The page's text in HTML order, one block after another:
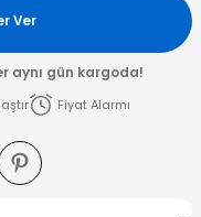
Ver
aynı gün kargoda!
Fiyat Alarmı